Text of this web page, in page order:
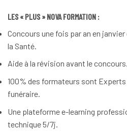
LES « PLUS » NOVA FORMATION :
Concours une fois par an en
la Santé.
Aide à la révision avant le concours.
100% des formateurs sont
funéraire.
Une plateforme e-learning
technique 5/7j.